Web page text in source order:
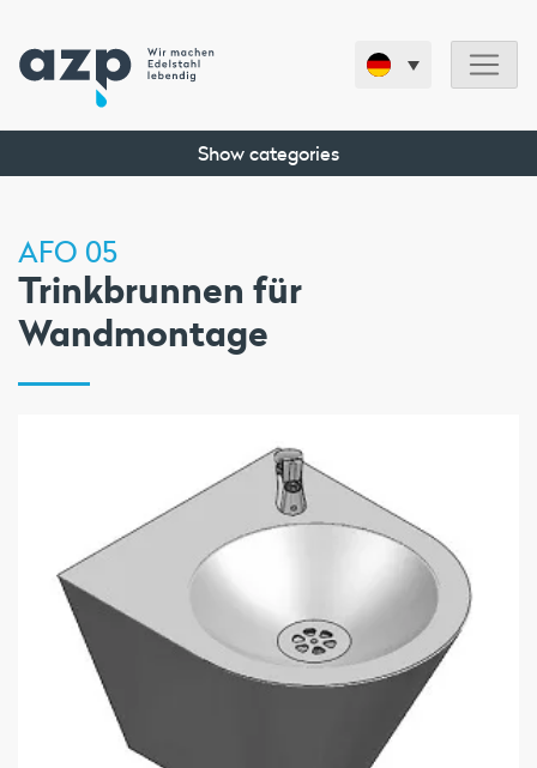
Show categories
AFO 05
Trinkbrunnen für
Wandmontage